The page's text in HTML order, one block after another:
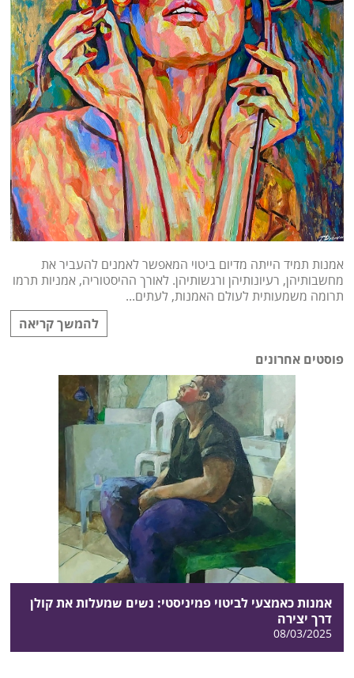
אמנות תמיד הייתה מדיום ביטוי המאפשר לאמנים להעביר את
מחשבותיהן, רעיונותיהן ורגשותיהן. לאורך ההיסטוריה, אמניות תרמו
תרומה משמעותית לעולם האמנות, לעתים...
להמשך קריאה
פוסטים אחרונים
אמנות כאמצעי לביטוי פמיניסטי: נשים שמעלות את קולן
דרך יצירה
08/03/2025